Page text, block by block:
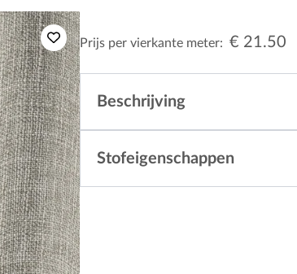
Prijs per vierkante meter: € 21.50
Beschrijving
Stofeigenschappen